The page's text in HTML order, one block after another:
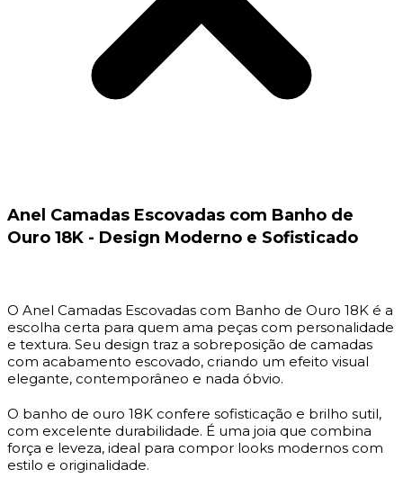
Anel Camadas Escovadas com Banho de
Ouro 18K - Design Moderno e Sofisticado
O Anel Camadas Escovadas com Banho de Ouro 18K é a
escolha certa para quem ama peças com personalidade
e textura. Seu design traz a sobreposição de camadas
com acabamento escovado, criando um efeito visual
elegante, contemporâneo e nada óbvio.
O banho de ouro 18K confere sofisticação e brilho sutil,
com excelente durabilidade. É uma joia que combina
força e leveza, ideal para compor looks modernos com
estilo e originalidade.